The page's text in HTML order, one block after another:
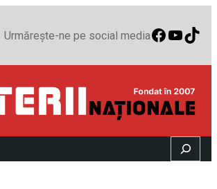
Urmărește-ne pe social media
Search